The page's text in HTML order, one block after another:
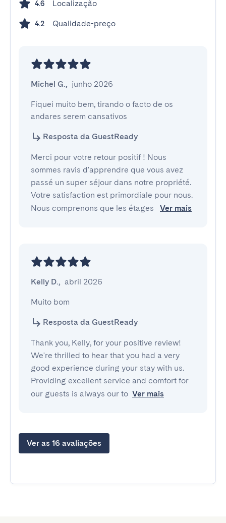
4.6 Localização
4.2 Qualidade-preço
Michel G., junho 2026
Fiquei muito bem, tirando o facto de os
andares serem cansativos
Resposta da GuestReady
Merci pour votre retour positif ! Nous
sommes ravis d'apprendre que vous avez
passé un super séjour dans notre propriété.
Votre satisfaction est primordiale pour nous.
Nous comprenons que les étages
Ver mais
Kelly D., abril 2026
Muito bom
Resposta da GuestReady
Thank you, Kelly, for your positive review!
We're thrilled to hear that you had a very
good experience during your stay with us.
Providing excellent service and comfort for
our guests is always our to Ver mais
Ver as 16 avaliações